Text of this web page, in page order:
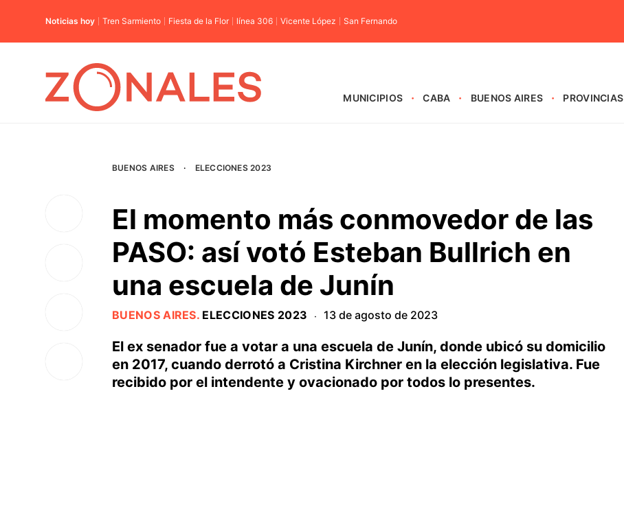
Noticias hoy Tren Sarmiento Fiesta de la Flor línea 306 Vicente López San Fernando
MUNICIPIOS CABA BUENOS AIRES PROVINCIAS
BUENOS AIRES · ELECCIONES 2023
El momento más conmovedor de las
PASO: así votó Esteban Bullrich en
una escuela de Junín
BUENOS AIRES. ELECCIONES 2023 · 13 de agosto de 2023
El ex senador fue a votar a una escuela de Junín, donde ubicó su domicilio
en 2017, cuando derrotó a Cristina Kirchner en la elección legislativa. Fue
recibido por el intendente y ovacionado por todos lo presentes.